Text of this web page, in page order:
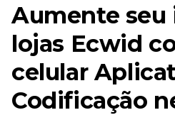
Aumente
lojas Ecwid
celular
Codificação